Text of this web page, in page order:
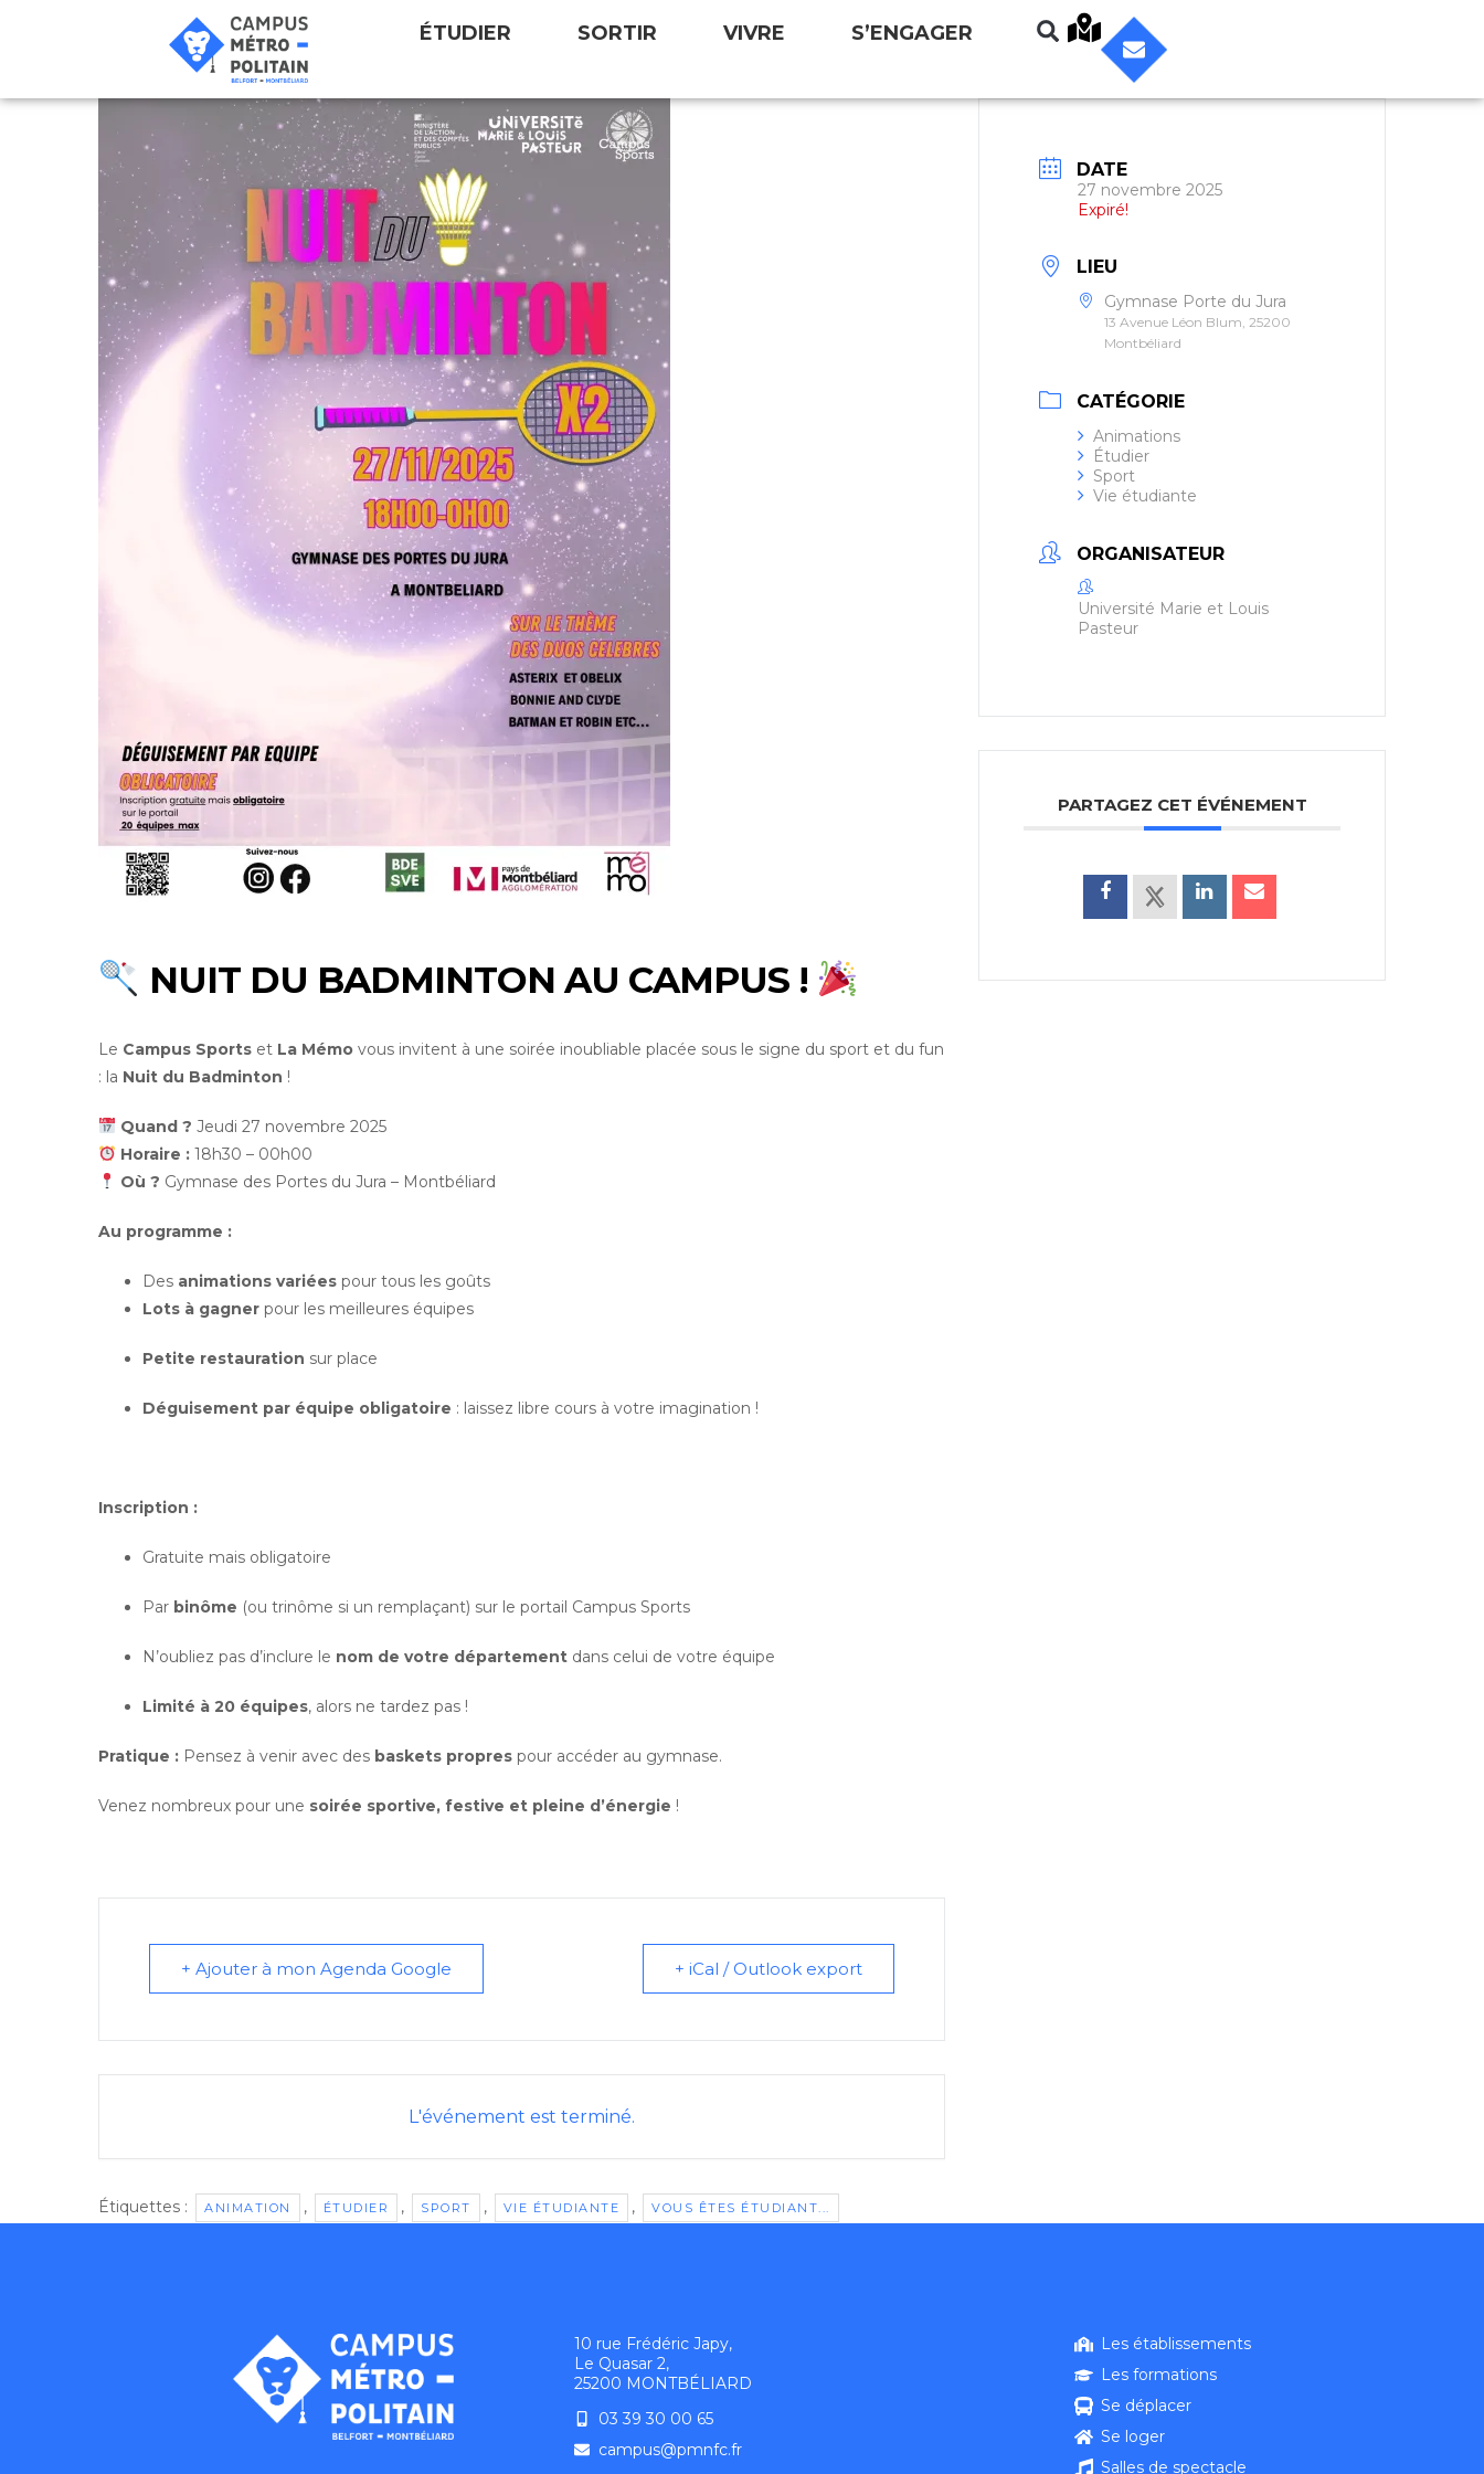
ÉTUDIER SORTIR VIVRE S’ENGAGER
NUIT DU BADMINTON AU CAMPUS !
Le Campus Sports et La Mémo vous invitent à une soirée inoubliable placée sous le signe du sport et du fun
: la Nuit du Badminton !
Quand ? Jeudi 27 novembre 2025
Horaire :18h30 – 00h00
Où ? Gymnase des Portes du Jura – Montbéliard
Au programme :
Des animations variées pour tous les goûts
Lots à gagner pour les meilleures équipes
Petite restauration sur place
Déguisement par équipe obligatoire : laissez libre cours à votre imagination !
Inscription :
Gratuite mais obligatoire
Par binôme (ou trinôme si un remplaçant) sur le portail Campus Sports
N’oubliez pas d’inclure le nom de votre département dans celui de votre équipe
Limité à 20 équipes, alors ne tardez pas !
Pratique : Pensez à venir avec des baskets propres pour accéder au gymnase.
Venez nombreux pour une soirée sportive, festive et pleine d’énergie !
+ Ajouter à mon Agenda Google + iCal / Outlook export
L'événement est terminé.
Étiquettes : ANIMATION , ÉTUDIER , SPORT , VIE ÉTUDIANTE , VOUS ÊTES ÉTUDIANT...
DATE
27 novembre 2025
Expiré!
LIEU
Gymnase Porte du Jura
13 Avenue Léon Blum, 25200
Montbéliard
CATÉGORIE
Animations
Étudier
Sport
Vie étudiante
ORGANISATEUR
Université Marie et Louis
Pasteur
PARTAGEZ CET ÉVÉNEMENT
10 rue Frédéric Japy,
Le Quasar 2,
25200 MONTBÉLIARD
03 39 30 00 65
campus@pmnfc.fr
Les établissements
Les formations
Se déplacer
Se loger
Salles de spectacle